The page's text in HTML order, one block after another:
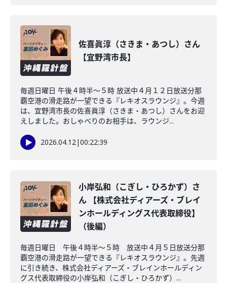
佐喜眞淳（さきま・あつし）さん
【宜野湾市長】
毎週日曜日 午後４時半～５時 放送中４月１２日放送分那
覇空港の滑走路が一望できる『レキオスラウンジ』。今週
は、宜野湾市長の佐喜眞淳（さきま・あつし）さんをお迎
えしました。おしゃべりのお相手は、ラウンジ...
2026.04.12|00:22:39
小岸弘和（こぎし・ひろかず）さ
ん 【株式会社ディアーズ・ブレイ
ンホールディングス代表取締役】
（後編）
毎週日曜日 午後４時半～５時 放送中４月５日放送分那
覇空港の滑走路が一望できる『レキオスラウンジ』。先週
に引き続き、株式会社ディアーズ・ブレインホールディン
グス代表取締役の小岸弘和（こぎし・ひろかず）...